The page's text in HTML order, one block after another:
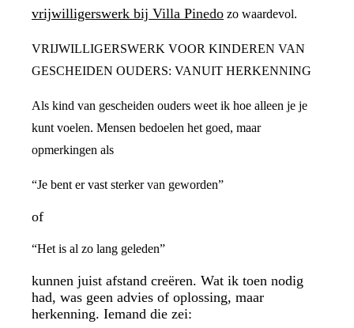
vrijwilligerswerk bij Villa Pinedo zo waardevol.
VRIJWILLIGERSWERK VOOR KINDEREN VAN
GESCHEIDEN OUDERS: VANUIT HERKENNING
Als kind van gescheiden ouders weet ik hoe alleen je je
kunt voelen. Mensen bedoelen het goed, maar
opmerkingen als
“Je bent er vast sterker van geworden”
of
“Het is al zo lang geleden”
kunnen juist afstand creëren. Wat ik toen nodig
had, was geen advies of oplossing, maar
herkenning. Iemand die zei: